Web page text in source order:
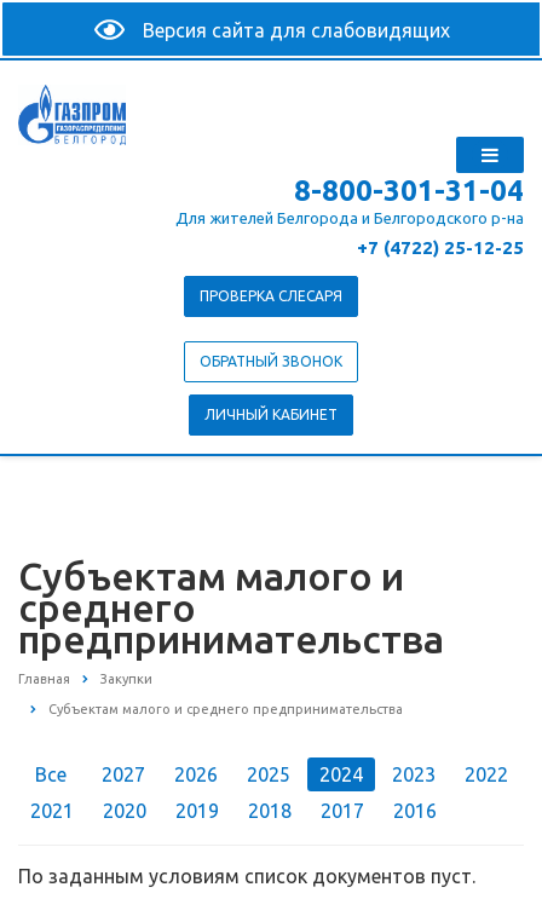
8-800-301-31-04
Для жителей Белгорода и Белгородского р-на
+7 (4722) 25-12-25
ПРОВЕРКА СЛЕСАРЯ
ОБРАТНЫЙ ЗВОНОК
ЛИЧНЫЙ КАБИНЕТ
Субъектам малого и
среднего
предпринимательства
Главная Закупки
Субъектам малого и среднего предпринимательства
Все 2027 2026 2025 2024 2023
2022
2021
2020 2019 2018 2017 2016
По заданным условиям список документов пуст.